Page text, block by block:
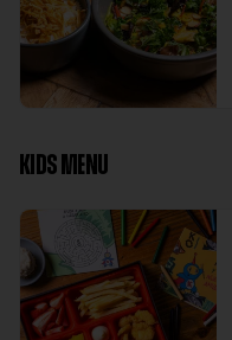
KIDS MENU